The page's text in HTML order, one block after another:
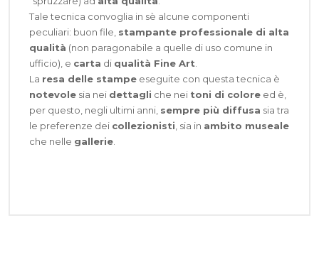
Tale tecnica convoglia in sè alcune componenti
peculiari: buon file, stampante professionale di alta
qualità (non paragonabile a quelle di uso comune in
ufficio), e carta di qualità Fine Art.
La resa delle stampeeseguite con questa tecnica è
notevolesia nei dettagli che nei toni di coloreed è,
per questo, negli ultimi anni, sempre più diffusa sia tra
le preferenze dei collezionisti, sia in ambito museale
che nelle gallerie.